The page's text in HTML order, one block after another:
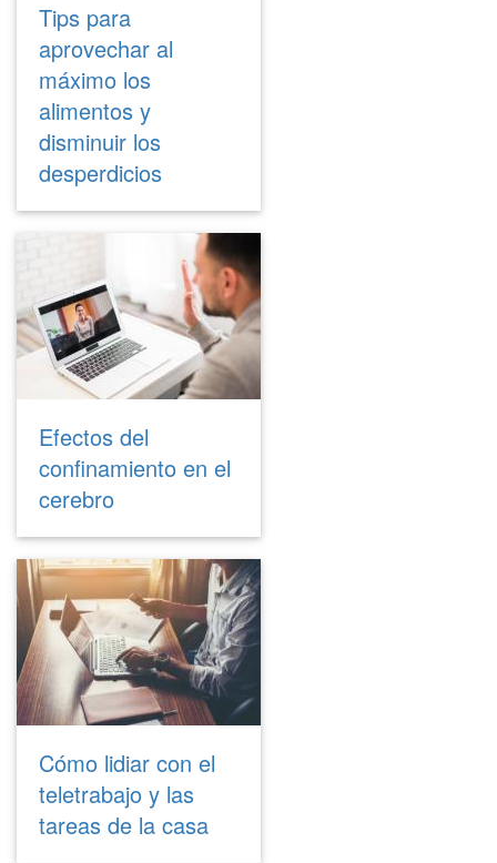
Tips para
aprovechar al
máximo los
alimentos y
disminuir los
desperdicios
Efectos del
confinamiento en el
cerebro
Cómo lidiar con el
teletrabajo y las
tareas de la casa